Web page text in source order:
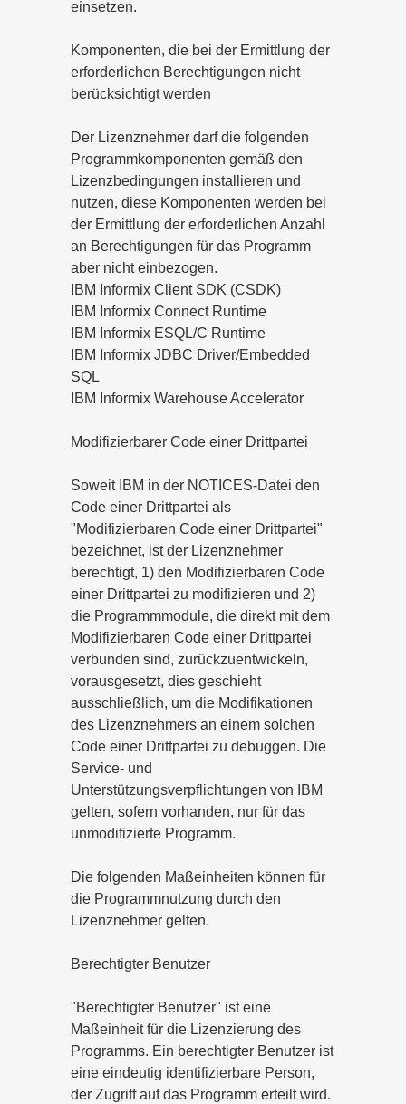
einsetzen.
Komponenten, die bei der Ermittlung der
erforderlichen Berechtigungen nicht
berücksichtigt werden
Der Lizenznehmer darf die folgenden
Programmkomponenten gemäß den
Lizenzbedingungen installieren und
nutzen, diese Komponenten werden bei
der Ermittlung der erforderlichen Anzahl
an Berechtigungen für das Programm
aber nicht einbezogen.
IBM Informix Client SDK (CSDK)
IBM Informix Connect Runtime
IBM Informix ESQL/C Runtime
IBM Informix JDBC Driver/Embedded
SQL
IBM Informix Warehouse Accelerator
Modifizierbarer Code einer Drittpartei
Soweit IBM in der NOTICES-Datei den
Code einer Drittpartei als
"Modifizierbaren Code einer Drittpartei"
bezeichnet, ist der Lizenznehmer
berechtigt, 1) den Modifizierbaren Code
einer Drittpartei zu modifizieren und 2)
die Programmmodule, die direkt mit dem
Modifizierbaren Code einer Drittpartei
verbunden sind, zurückzuentwickeln,
vorausgesetzt, dies geschieht
ausschließlich, um die Modifikationen
des Lizenznehmers an einem solchen
Code einer Drittpartei zu debuggen. Die
Service- und
Unterstützungsverpflichtungen von IBM
gelten, sofern vorhanden, nur für das
unmodifizierte Programm.
Die folgenden Maßeinheiten können für
die Programmnutzung durch den
Lizenznehmer gelten.
Berechtigter Benutzer
"Berechtigter Benutzer" ist eine
Maßeinheit für die Lizenzierung des
Programms. Ein berechtigter Benutzer ist
eine eindeutig identifizierbare Person,
der Zugriff auf das Programm erteilt wird.